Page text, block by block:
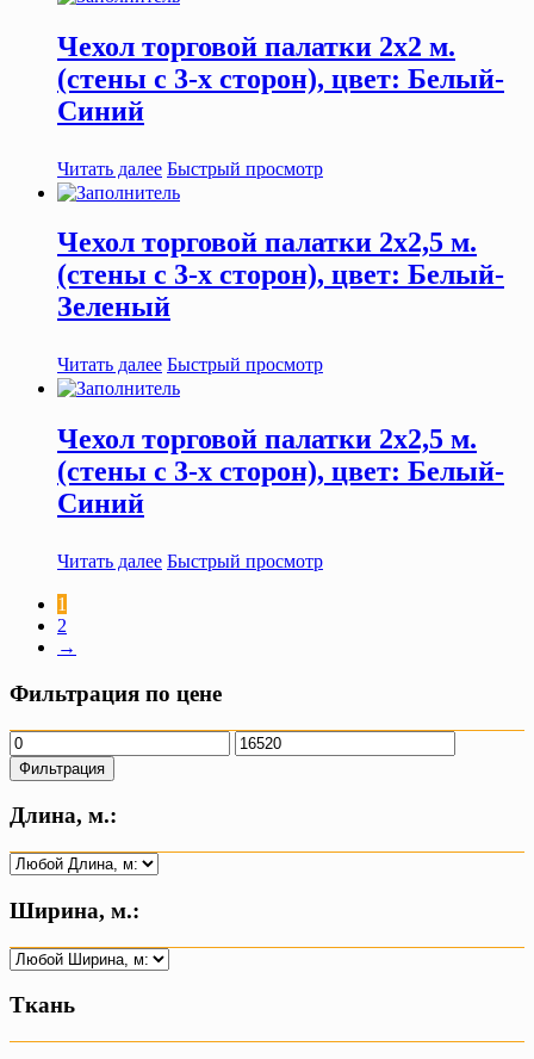
Чехол торговой палатки 2х2 м.
(стены с 3-х сторон), цвет: Белый-
Синий
Читать далее Быстрый просмотр
Чехол торговой палатки 2х2,5 м.
(стены с 3-х сторон), цвет: Белый-
Зеленый
Читать далее Быстрый просмотр
Чехол торговой палатки 2х2,5 м.
(стены с 3-х сторон), цвет: Белый-
Синий
Читать далее Быстрый просмотр
1
2
→
Фильтрация по цене
Минимальная
цена
Максимальная
цена
Фильтрация
Длина, м.:
Ширина, м.:
Ткань